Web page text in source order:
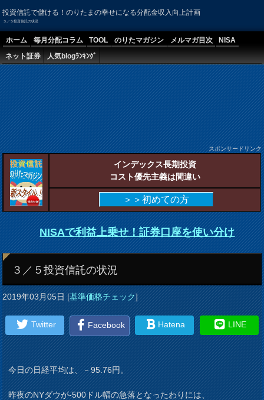
投資信託で儲ける！のりたまの幸せになる分配金収入向上計画
３／５投資信託の状況
ホーム 毎月分配コラム TOOL のりたマガジン メルマガ目次
NISA
ネット証券
人気blogﾗﾝｷﾝｸﾞ
スポンサードリンク
インデックス長期投資
コスト優先主義は間違い
＞＞初めての方
NISAで利益上乗せ！証券口座を使い分け
３／５投資信託の状況
2019年03月05日[基準価格チェック]
Twitter Facebook Hatena LINE
今日の日経平均は、－95.76円。
昨夜のNYダウが-500ドル幅の急落となったわりには、